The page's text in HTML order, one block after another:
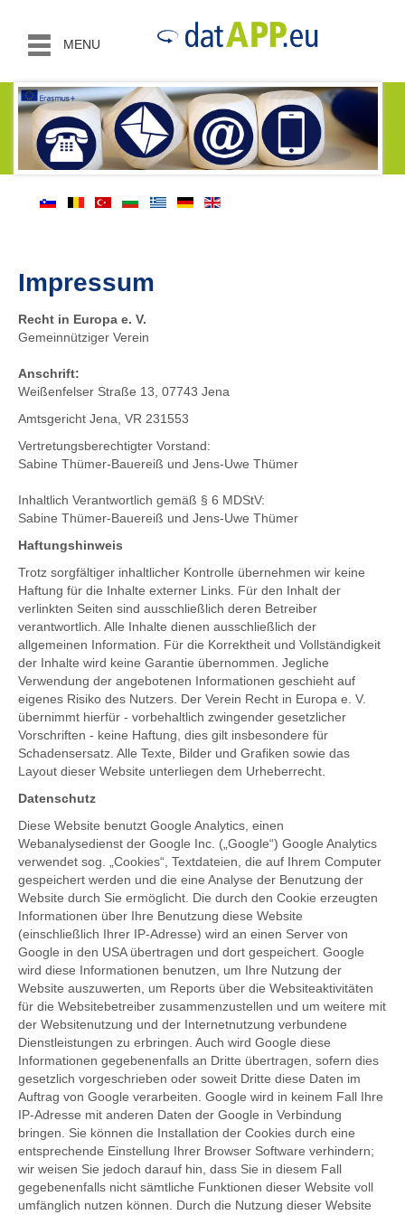
MENU
Impressum
Recht in Europa e. V.
Gemeinnütziger Verein
Anschrift:
Weißenfelser Straße 13, 07743 Jena
Amtsgericht Jena, VR 231553
Vertretungsberechtigter Vorstand:
Sabine Thümer-Bauereiß und Jens-Uwe Thümer
Inhaltlich Verantwortlich gemäß § 6 MDStV:
Sabine Thümer-Bauereiß und Jens-Uwe Thümer
Haftungshinweis
Trotz sorgfältiger inhaltlicher Kontrolle übernehmen wir keine
Haftung für die Inhalte externer Links. Für den Inhalt der
verlinkten Seiten sind ausschließlich deren Betreiber
verantwortlich. Alle Inhalte dienen ausschließlich der
allgemeinen Information. Für die Korrektheit und Vollständigkeit
der Inhalte wird keine Garantie übernommen. Jegliche
Verwendung der angebotenen Informationen geschieht auf
eigenes Risiko des Nutzers. Der Verein Recht in Europa e. V.
übernimmt hierfür - vorbehaltlich zwingender gesetzlicher
Vorschriften - keine Haftung, dies gilt insbesondere für
Schadensersatz. Alle Texte, Bilder und Grafiken sowie das
Layout dieser Website unterliegen dem Urheberrecht.
Datenschutz
Diese Website benutzt Google Analytics, einen
Webanalysedienst der Google Inc. („Google“) Google Analytics
verwendet sog. „Cookies“, Textdateien, die auf Ihrem Computer
gespeichert werden und die eine Analyse der Benutzung der
Website durch Sie ermöglicht. Die durch den Cookie erzeugten
Informationen über Ihre Benutzung diese Website
(einschließlich Ihrer IP-Adresse) wird an einen Server von
Google in den USA übertragen und dort gespeichert. Google
wird diese Informationen benutzen, um Ihre Nutzung der
Website auszuwerten, um Reports über die Websiteaktivitäten
für die Websitebetreiber zusammenzustellen und um weitere mit
der Websitenutzung und der Internetnutzung verbundene
Dienstleistungen zu erbringen. Auch wird Google diese
Informationen gegebenenfalls an Dritte übertragen, sofern dies
gesetzlich vorgeschrieben oder soweit Dritte diese Daten im
Auftrag von Google verarbeiten. Google wird in keinem Fall Ihre
IP-Adresse mit anderen Daten der Google in Verbindung
bringen. Sie können die Installation der Cookies durch eine
entsprechende Einstellung Ihrer Browser Software verhindern;
wir weisen Sie jedoch darauf hin, dass Sie in diesem Fall
gegebenenfalls nicht sämtliche Funktionen dieser Website voll
umfänglich nutzen können. Durch die Nutzung dieser Website